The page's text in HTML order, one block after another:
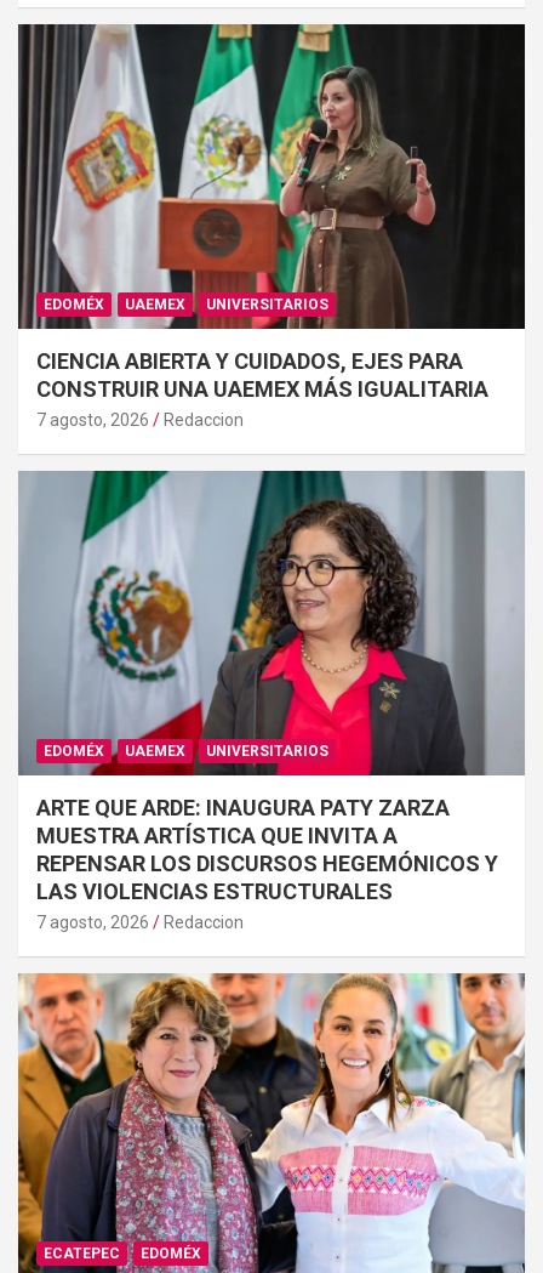
EDOMÉX UAEMEX UNIVERSITARIOS
CIENCIA ABIERTA Y CUIDADOS, EJES PARA
CONSTRUIR UNA UAEMEX MÁS IGUALITARIA
7 agosto, 2026 Redaccion
EDOMÉX UAEMEX UNIVERSITARIOS
ARTE QUE ARDE: INAUGURA PATY ZARZA
MUESTRA ARTÍSTICA QUE INVITA A
REPENSAR LOS DISCURSOS HEGEMÓNICOS Y
LAS VIOLENCIAS ESTRUCTURALES
7 agosto, 2026 Redaccion
ECATEPEC EDOMÉX